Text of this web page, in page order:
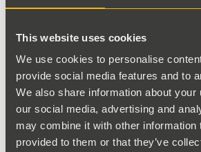
This website uses cookies
We use cookies to personalise
provide social media features and to
We also share information about your
our social media, advertising and
may combine it with other information
provided to them or that they’ve
Neu